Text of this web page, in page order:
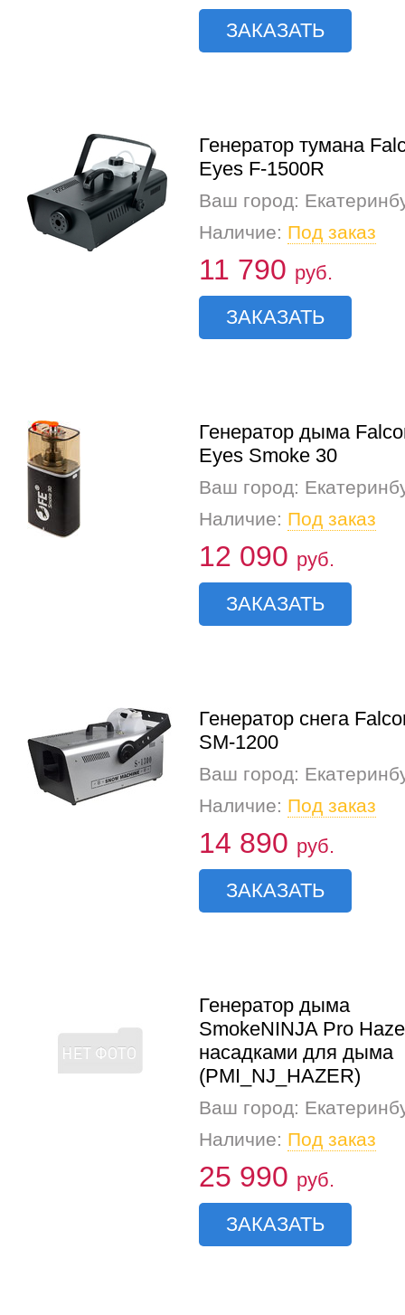
ЗАКАЗАТЬ
Генератор тумана
Eyes F-1500R
Ваш город:
Наличие: Под заказ
11 790 руб.
ЗАКАЗАТЬ
Генератор дыма
Eyes Smoke 30
Ваш город:
Наличие: Под заказ
12 090 руб.
ЗАКАЗАТЬ
Генератор снега
SM-1200
Ваш город:
Наличие: Под заказ
14 890 руб.
ЗАКАЗАТЬ
Генератор дыма
SmokeNINJA Pro
насадками для дыма
(PMI_NJ_HAZER)
Ваш город:
Наличие: Под заказ
25 990 руб.
ЗАКАЗАТЬ